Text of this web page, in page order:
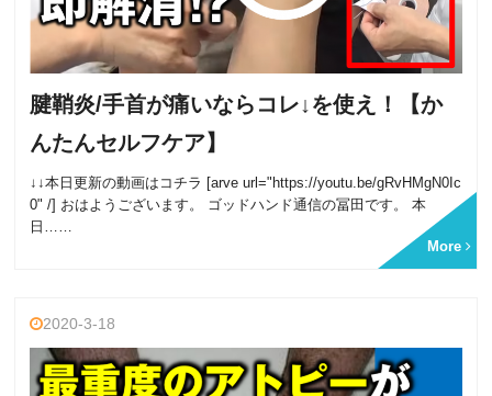
腱鞘炎/手首が痛いならコレ↓を使え！【か
んたんセルフケア】
↓↓本日更新の動画はコチラ [arve url="https://youtu.be/gRvHMgN0Ic
0" /] おはようございます。 ゴッドハンド通信の冨田です。 本
日……
More
2020-3-18